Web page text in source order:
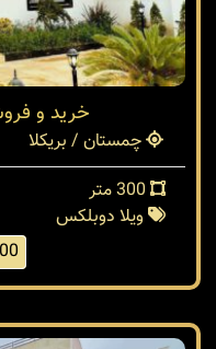
خرید و
چمستان / بریکلا
ویلا دوبلکس